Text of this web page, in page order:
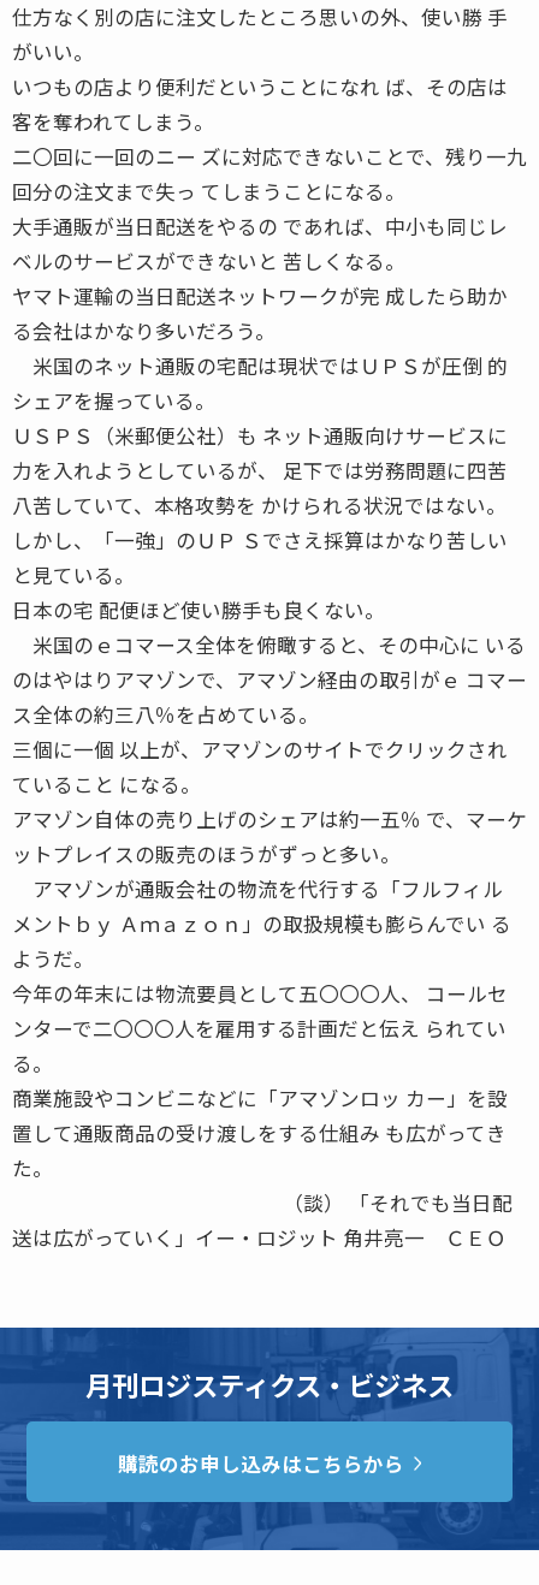
仕方なく別の店に注文したところ思いの外、使い勝 手
がいい。
いつもの店より便利だということになれ ば、その店は
客を奪われてしまう。
二〇回に一回のニー ズに対応できないことで、残り一九
回分の注文まで失っ てしまうことになる。
大手通販が当日配送をやるの であれば、中小も同じレ
ベルのサービスができないと 苦しくなる。
ヤマト運輸の当日配送ネットワークが完 成したら助か
る会社はかなり多いだろう。
米国のネット通販の宅配は現状ではＵＰＳが圧倒 的
シェアを握っている。
ＵＳＰＳ（米郵便公社）も ネット通販向けサービスに
力を入れようとしているが、 足下では労務問題に四苦
八苦していて、本格攻勢を かけられる状況ではない。
しかし、「一強」のＵＰ Ｓでさえ採算はかなり苦しい
と見ている。
日本の宅 配便ほど使い勝手も良くない。
米国のｅコマース全体を俯瞰すると、その中心に いる
のはやはりアマゾンで、アマゾン経由の取引がｅ コマー
ス全体の約三八％を占めている。
三個に一個 以上が、アマゾンのサイトでクリックされ
ていること になる。
アマゾン自体の売り上げのシェアは約一五％ で、マーケ
ットプレイスの販売のほうがずっと多い。
アマゾンが通販会社の物流を代行する「フルフィル
メントｂｙ Ａｍａｚｏｎ」の取扱規模も膨らんでい る
ようだ。
今年の年末には物流要員として五〇〇〇人、 コールセ
ンターで二〇〇〇人を雇用する計画だと伝え られてい
る。
商業施設やコンビニなどに「アマゾンロッ カー」を設
置して通販商品の受け渡しをする仕組み も広がってき
た。
（談） 「それでも当日配
送は広がっていく」イー・ロジット ⻆井亮一 ＣＥＯ
月刊ロジスティクス・ビジネス
購読のお申し込みはこちらから